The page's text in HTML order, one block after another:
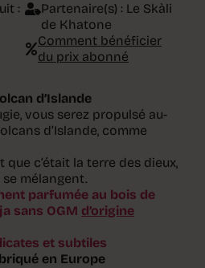
:
Partenaire(s) : Le Skàli
de Khatone
Comment bénéficier
du prix abonné
d’Islande
vous serez propulsé au-
d’Islande, comme
c’était la terre des dieux,
mélangent.
parfumée au bois de
sans OGM d’origine
et subtiles
en Europe